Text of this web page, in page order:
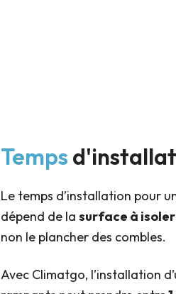
Temps
Le temps d’installation pour
dépend de la surface à isoler
non le plancher des combles.
Avec Climatgo, l’installation